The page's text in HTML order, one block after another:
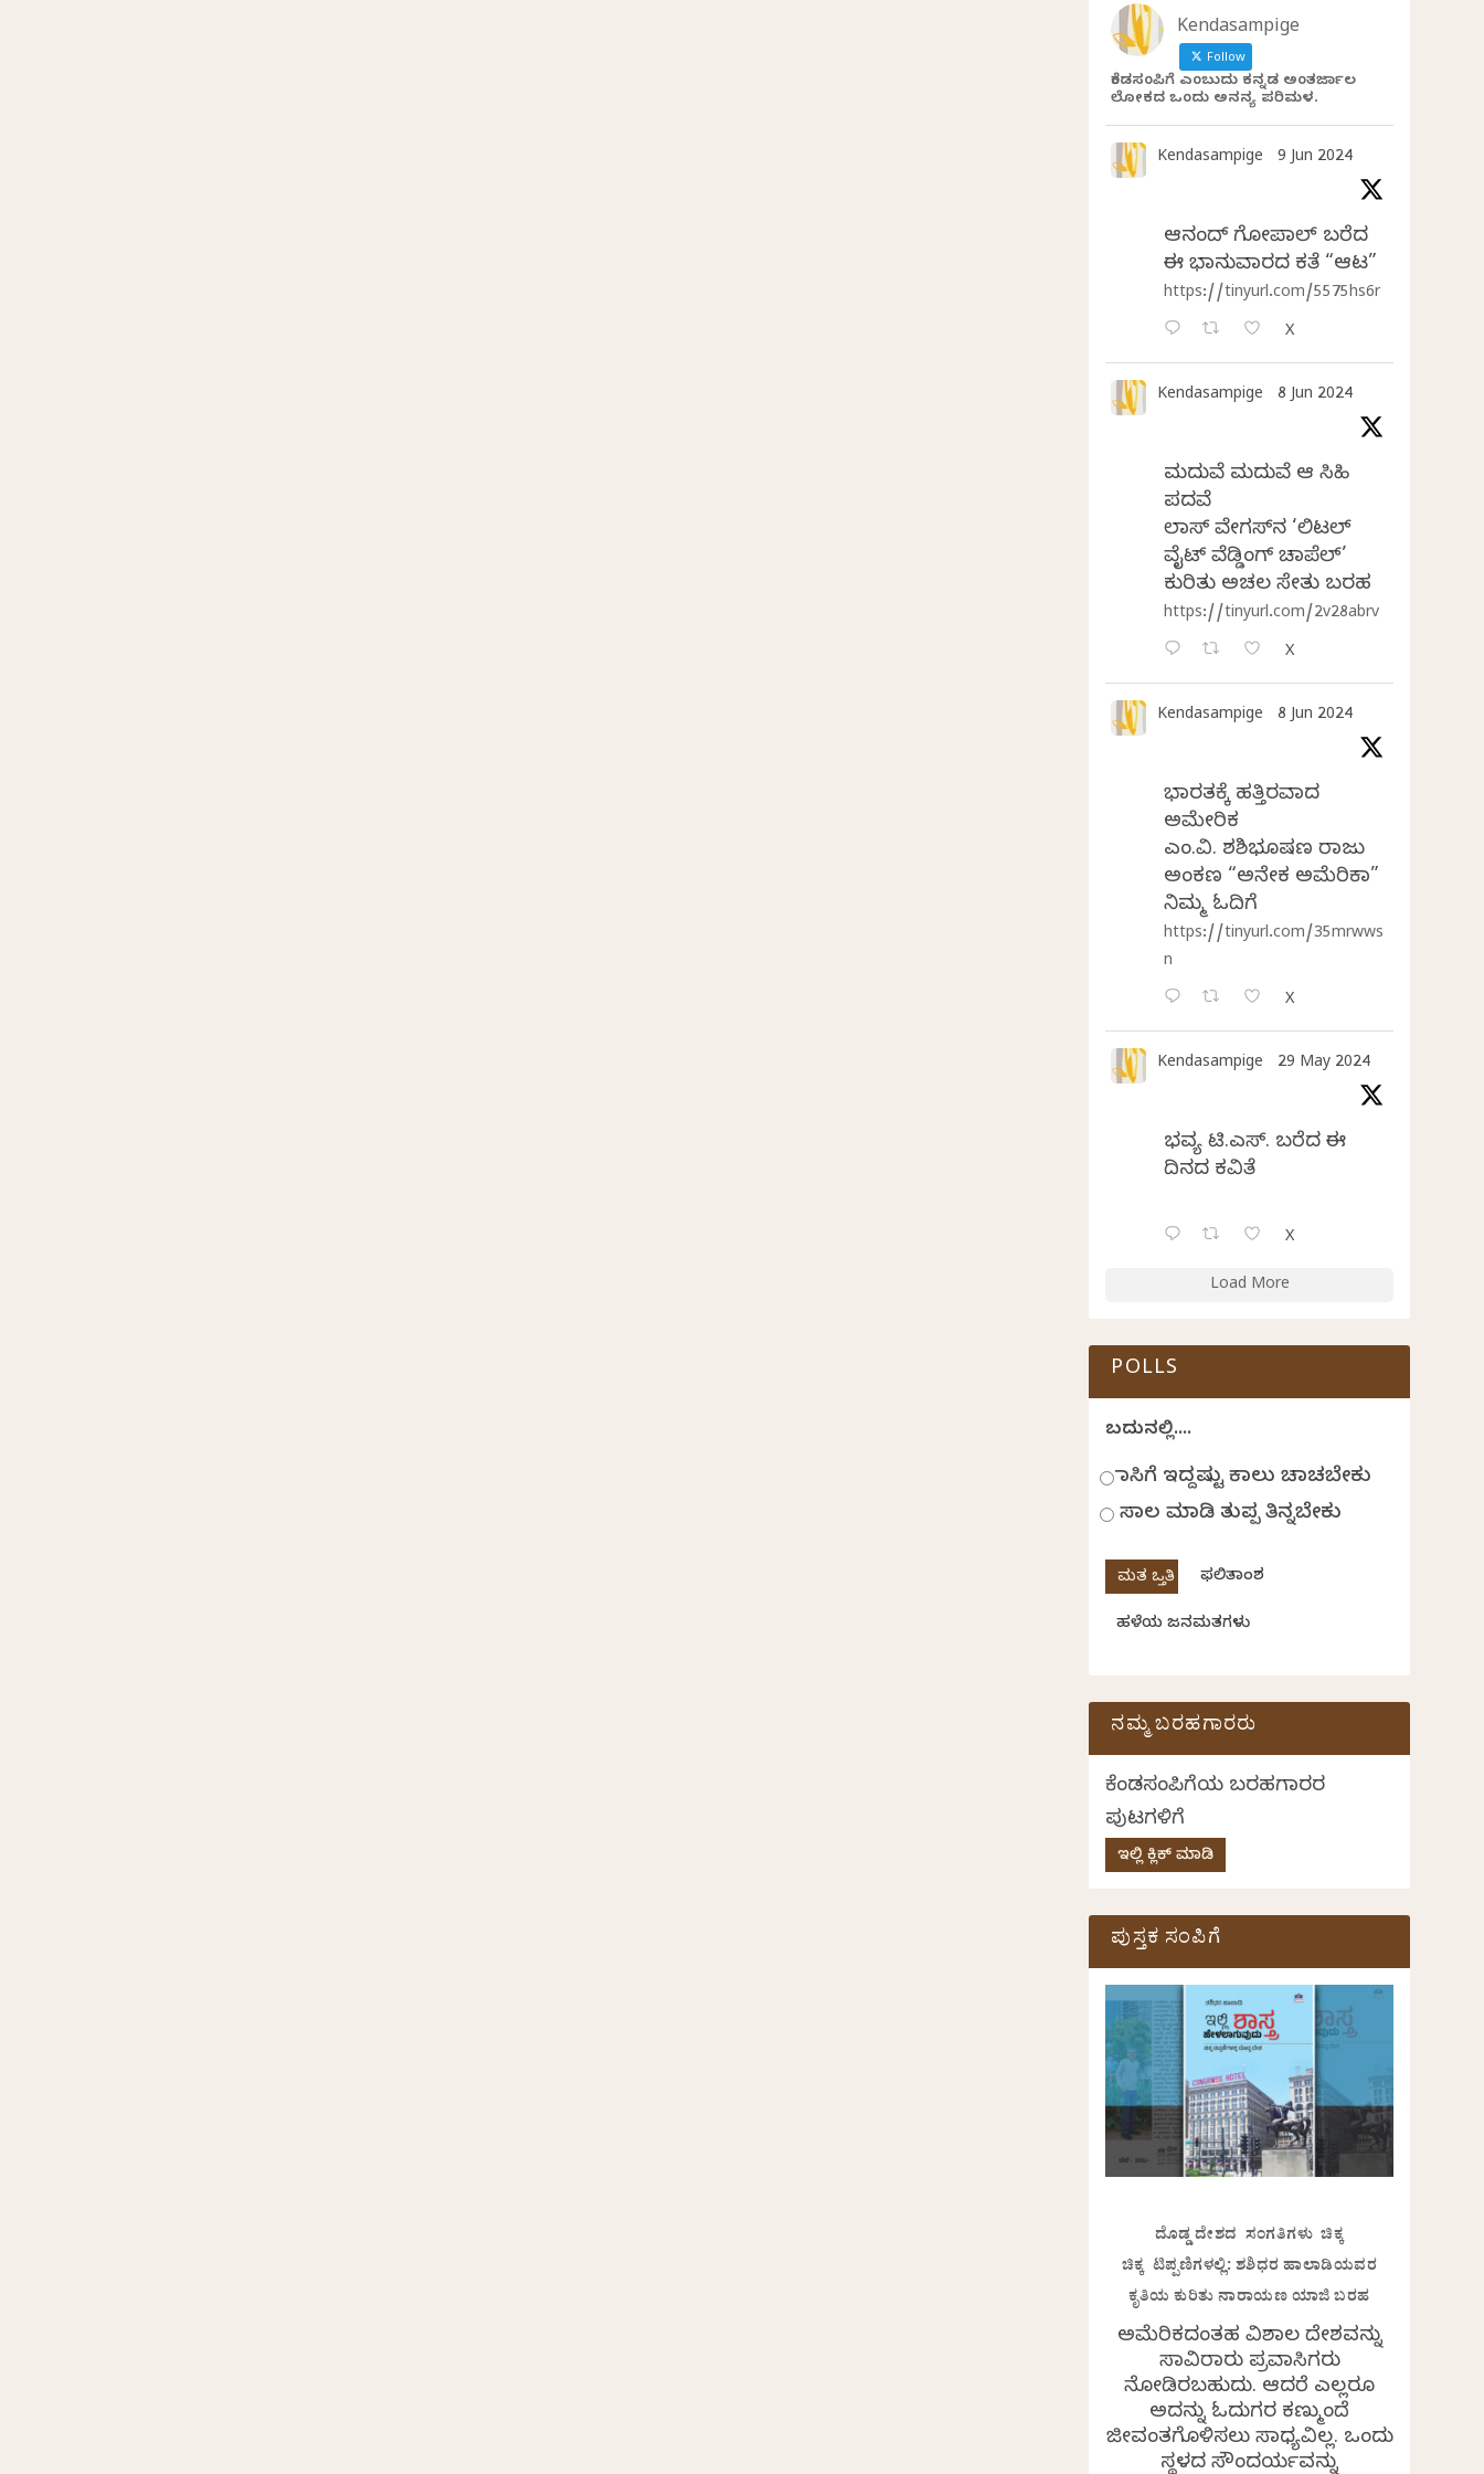
Kendasampige
Follow
ಕೆಂಡಸಂಪಿಗೆ ಎಂಬುದು ಕನ್ನಡ ಅಂತರ್ಜಾಲ
ಲೋಕದ ಒಂದು ಅನನ್ಯ ಪರಿಮಳ.
Kendasampige 9 Jun 2024
ಆನಂದ್‌ ಗೋಪಾಲ್‌ ಬರೆದ
ಈ ಭಾನುವಾರದ ಕತೆ “ಆಟ”
https://tinyurl.com/5575hs6r
X
Kendasampige 8 Jun 2024
ಮದುವೆ ಮದುವೆ ಆ ಸಿಹಿ
ಪದವೆ
ಲಾಸ್‌ ವೇಗಸ್‌ನ ‘ಲಿಟಲ್
ವೈಟ್ ವೆಡ್ಡಿಂಗ್ ಚಾಪೆಲ್’
ಕುರಿತು ಅಚಲ ಸೇತು ಬರಹ
https://tinyurl.com/2v28abrv
X
Kendasampige 8 Jun 2024
ಭಾರತಕ್ಕೆ ಹತ್ತಿರವಾದ
ಅಮೇರಿಕ
ಎಂ.ವಿ. ಶಶಿಭೂಷಣ ರಾಜು
ಅಂಕಣ “ಅನೇಕ ಅಮೆರಿಕಾ”
ನಿಮ್ಮ ಓದಿಗೆ
https://tinyurl.com/35mrwws
n
X
Kendasampige 29 May 2024
ಭವ್ಯ ಟಿ.ಎಸ್. ಬರೆದ ಈ
ದಿನದ ಕವಿತೆ
X
Load More
POLLS
ಬದುಕಿನಲ್ಲಿ....
ಹಾಸಿಗೆ ಇದ್ದಷ್ಟು ಕಾಲು ಚಾಚಬೇಕು
ಸಾಲ ಮಾಡಿ ತುಪ್ಪ ತಿನ್ನಬೇಕು
ಫಲಿತಾಂಶ
ಹಳೆಯ ಜನಮತಗಳು
ನಮ್ಮ ಬರಹಗಾರರು
ಕೆಂಡಸಂಪಿಗೆಯ ಬರಹಗಾರರ
ಪುಟಗಳಿಗೆ
ಇಲ್ಲಿ ಕ್ಲಿಕ್ ಮಾಡಿ
ಪುಸ್ತಕ ಸಂಪಿಗೆ
ದೊಡ್ಡ ದೇಶದ ಸಂಗತಿಗಳು ಚಿಕ್ಕ
ಚಿಕ್ಕ ಟಿಪ್ಪಣಿಗಳಲ್ಲಿ: ಶಶಿಧರ ಹಾಲಾಡಿಯವರ
ಕೃತಿಯ ಕುರಿತು ನಾರಾಯಣ ಯಾಜಿ ಬರಹ
ಅಮೆರಿಕದಂತಹ ವಿಶಾಲ ದೇಶವನ್ನು
ಸಾವಿರಾರು ಪ್ರವಾಸಿಗರು
ನೋಡಿರಬಹುದು. ಆದರೆ ಎಲ್ಲರೂ
ಅದನ್ನು ಓದುಗರ ಕಣ್ಮುಂದೆ
ಜೀವಂತಗೊಳಿಸಲು ಸಾಧ್ಯವಿಲ್ಲ. ಒಂದು
ಸ್ಥಳದ ಸೌಂದರ್ಯವನ್ನು